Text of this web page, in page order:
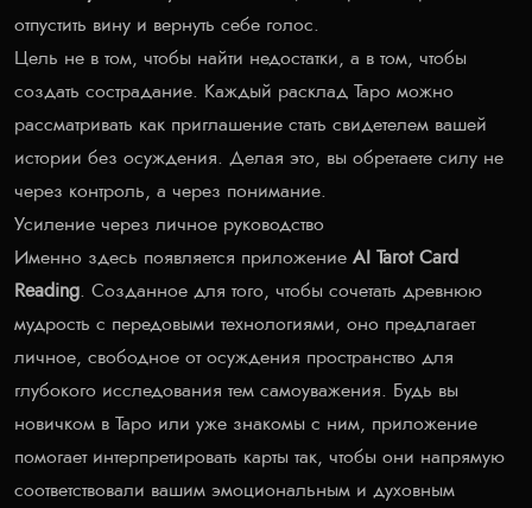
отпустить вину и вернуть себе голос.
Цель не в том, чтобы найти недостатки, а в том, чтобы
создать сострадание. Каждый расклад Таро можно
рассматривать как приглашение стать свидетелем вашей
истории без осуждения. Делая это, вы обретаете силу не
через контроль, а через понимание.
Усиление через личное руководство
Именно здесь появляется приложение AI Tarot Card
Reading. Созданное для того, чтобы сочетать древнюю
мудрость с передовыми технологиями, оно предлагает
личное, свободное от осуждения пространство для
глубокого исследования тем самоуважения. Будь вы
новичком в Таро или уже знакомы с ним, приложение
помогает интерпретировать карты так, чтобы они напрямую
соответствовали вашим эмоциональным и духовным